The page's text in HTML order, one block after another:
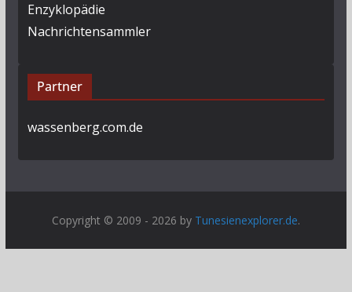
Enzyklopädie
Nachrichtensammler
Partner
wassenberg.com.de
Copyright © 2009 - 2026 by Tunesienexplorer.de.